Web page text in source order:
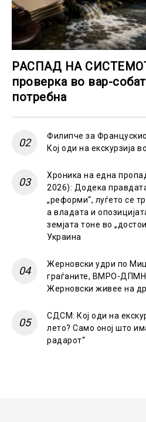
РАСПАД НА
проверка во вар-
потребна
Филипче за
Кој оди на екскурзија
Хроника на една
2026): Додека
„реформи“, луѓето се
а владата и
земјата тоне во
Украина
Жерновски удри по
граѓаните, ВМРО-
Жерновски живее на
СДСМ: Кој оди на
лето? Само оној што
радарот“